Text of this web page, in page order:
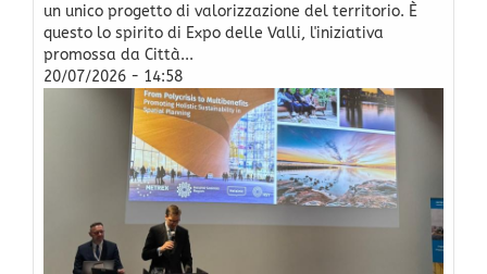
un unico progetto di valorizzazione del territorio. È
questo lo spirito di Expo delle Valli, l'iniziativa
promossa da Città...
20/07/2026 - 14:58